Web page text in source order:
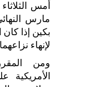
أمس
مارس
بكين إذا
لإنهاء
ومن